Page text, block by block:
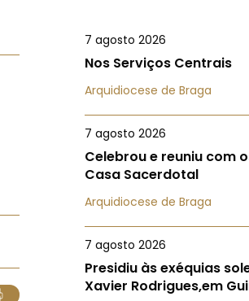
7 agosto 2026
Nos Serviços Centrais
Arquidiocese de Braga
7 agosto 2026
Celebrou e reuniu com
Casa Sacerdotal
Arquidiocese de Braga
7 agosto 2026
Presidiu às exéquias
Xavier Rodrigues,em